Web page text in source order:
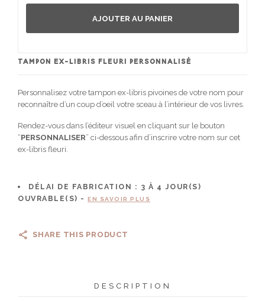
TAMPON EX-LIBRIS FLEURI PERSONNALISÉ
Personnalisez votre tampon ex-libris pivoines de votre nom pour
reconnaître d’un coup d’oeil votre sceau à l’intérieur de vos livres.
Rendez-vous dans l’éditeur visuel en cliquant sur le bouton
“PERSONNALISER” ci-dessous afin d’inscrire votre nom sur cet
ex-libris fleuri.
DÉLAI DE FABRICATION : 3 À 4 JOUR(S)
OUVRABLE(S) -
EN SAVOIR PLUS
AJOUTER AU PANIER
SHARE THIS PRODUCT
DESCRIPTION